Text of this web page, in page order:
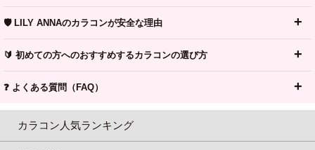
🛡️ LILY ANNAのカラコンが安全な理由
🔰 初めての方へのおすすめするカラコンの選び方
❓ よくある質問（FAQ）
カラコン人気ランキング